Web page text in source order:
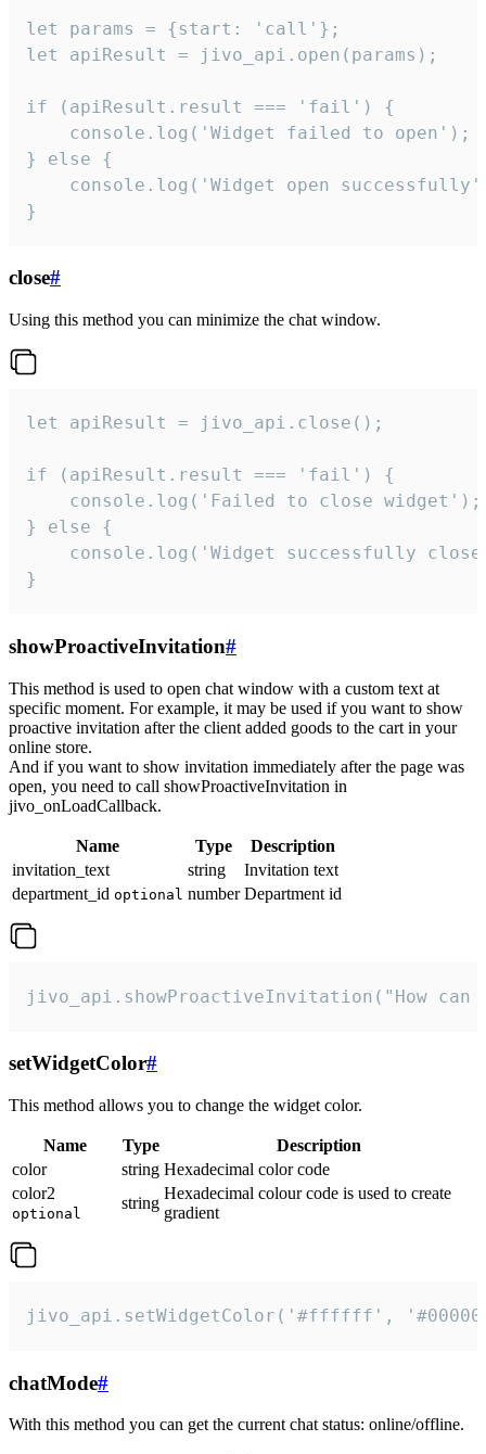
let params = {start: 'call'};
let apiResult = jivo_api.open(params);
if (apiResult.result === 'fail') {
    console.log('Widget failed to open');
} else {
console.log('Widget open
}
close#
Using this method you can minimize the chat window.
let apiResult = jivo_api.close();
if (apiResult.result === 'fail') {
    console.log('Failed to close widget');
} else {
console.log('Widget successfully
}
showProactiveInvitation#
This method is used to open chat window with a custom text at
specific moment. For example, it may be used if you want to show
proactive invitation after the client added goods to the cart in your
online store.
And if you want to show invitation immediately after the page was
open, you need to call showProactiveInvitation in
jivo_onLoadCallback.
Name Type
Description
invitation_text
string
Invitation text
department_id optional number Department id
jivo_api.showProactiveInvitation("How
setWidgetColor#
This method allows you to change the widget color.
Name Type
Description
color
string Hexadecimal color code
color2
optional
string
Hexadecimal colour code is used to create
gradient
jivo_api.setWidgetColor('#ffffff',
chatMode#
With this method you can get the current chat status: online/offline.